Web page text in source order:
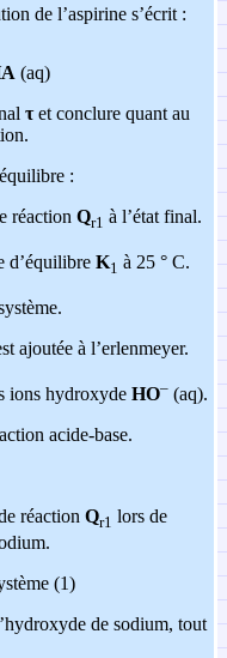
de l’aspirine s’écrit :
(aq)
τet conclure quant au
:
réaction Qr1 à l’état final.
d’équilibre K1 à 25 ° C.
ajoutée à l’erlenmeyer.
ions hydroxyde HO– (aq).
acide-base.
réaction Qr1 lors de
(1)
de sodium, tout